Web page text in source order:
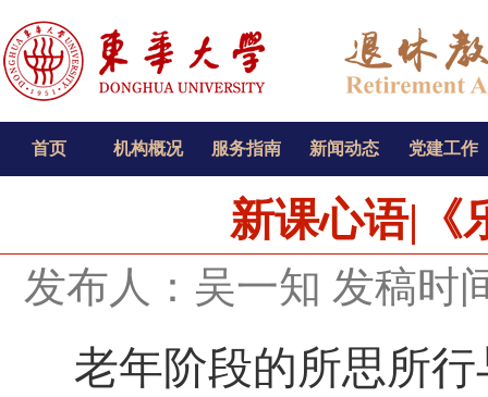
首页 机构概况 服务指南 新闻动态 党建工作
新课心语|《
发布人：吴一知 发稿时
老年阶段的所思所